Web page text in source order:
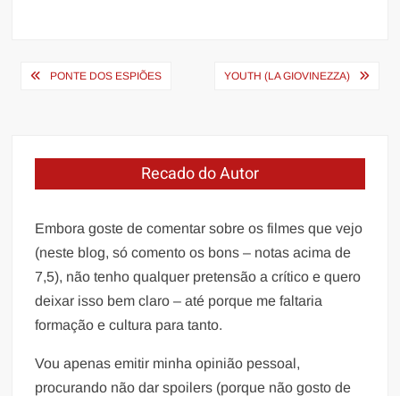
Navegação
PONTE DOS ESPIÕES YOUTH (LA GIOVINEZZA)
Recado do Autor
Embora goste de comentar sobre os filmes que vejo
(neste blog, só comento os bons – notas acima de
7,5), não tenho qualquer pretensão a crítico e quero
deixar isso bem claro – até porque me faltaria
formação e cultura para tanto.
Vou apenas emitir minha opinião pessoal,
procurando não dar spoilers (porque não gosto de